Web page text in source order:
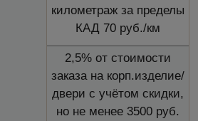
километраж за пределы
КАД 70 руб./км
2,5% от стоимости
заказа на корп.изделие/
двери с учётом скидки,
но не менее 3500 руб.